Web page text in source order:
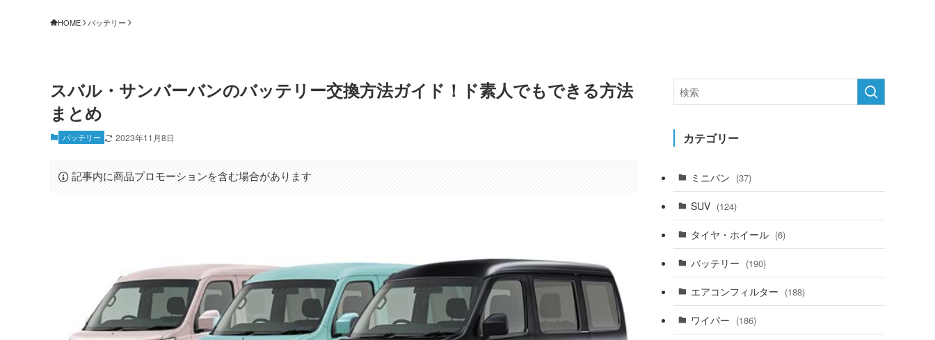
HOME バッテリー
スバル・サンバーバンのバッテリー交換方法ガイド！ド素人でもできる方法
まとめ
バッテリー 2023年11月8日
記事内に商品プロモーションを含む場合があります
カテゴリー
ミニバン (37)
SUV (124)
タイヤ・ホイール (6)
バッテリー (190)
エアコンフィルター (188)
ワイパー (186)